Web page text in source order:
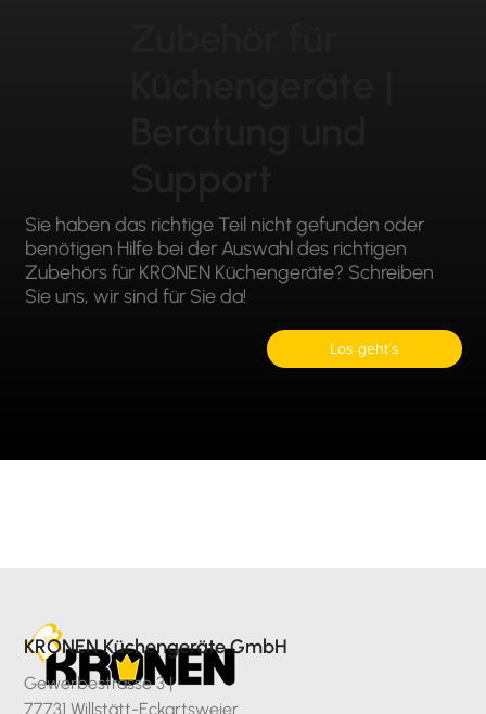
Sie haben das richtige Teil nicht gefunden oder
benötigen Hilfe bei der Auswahl des richtigen
Zubehörs für KRONEN Küchengeräte? Schreiben
Sie uns, wir sind für Sie da!
Los geht´s
KRONEN Küchengeräte GmbH
Gewerbestrasse 3 |
77731 Willstätt-Eckartsweier